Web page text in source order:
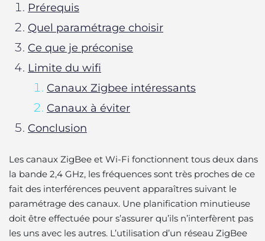
Prérequis
Quel paramétrage choisir
Ce que je préconise
Limite du wifi
Canaux Zigbee intéressants
Canaux à éviter
Conclusion
Les canaux ZigBee et Wi-Fi fonctionnent tous deux dans
la bande 2,4 GHz, les fréquences sont très proches de ce
fait des interférences peuvent apparaîtres suivant le
paramétrage des canaux. Une planification minutieuse
doit être effectuée pour s’assurer qu’ils n’interfèrent pas
les uns avec les autres. L’utilisation d’un réseau ZigBee